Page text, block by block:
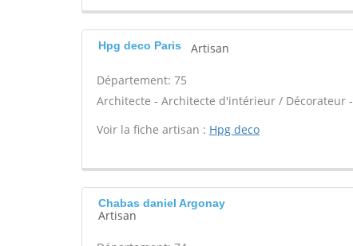
Hpg deco Paris Artisan
Département: 75
Architecte - Architecte d'intérieur / Décorateur -
Voir la fiche artisan : Hpg deco
Chabas daniel Argonay
Artisan